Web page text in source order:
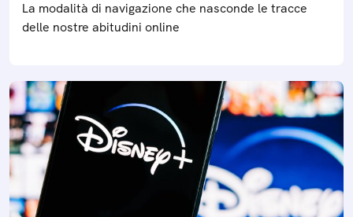
La modalità di navigazione che nasconde le tracce
delle nostre abitudini online